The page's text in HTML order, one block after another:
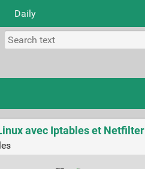
Daily
avec Iptables et Netfilter